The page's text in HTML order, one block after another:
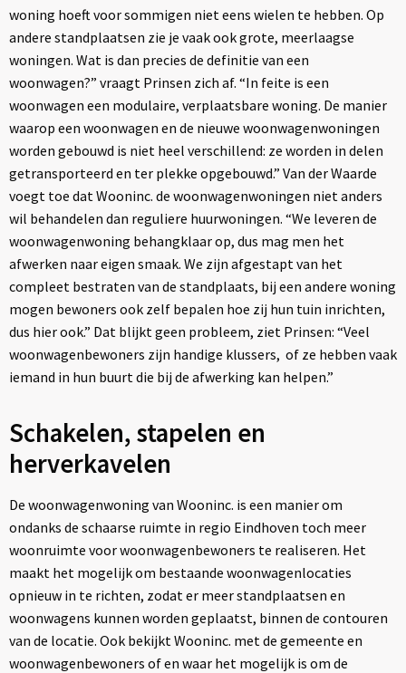
woning hoeft voor sommigen niet eens wielen te hebben. Op
andere standplaatsen zie je vaak ook grote, meerlaagse
woningen. Wat is dan precies de definitie van een
woonwagen?” vraagt Prinsen zich af. “In feite is een
woonwagen een modulaire, verplaatsbare woning. De manier
waarop een woonwagen en de nieuwe woonwagenwoningen
worden gebouwd is niet heel verschillend: ze worden in delen
getransporteerd en ter plekke opgebouwd.” Van der Waarde
voegt toe dat Wooninc. de woonwagenwoningen niet anders
wil behandelen dan reguliere huurwoningen. “We leveren de
woonwagenwoning behangklaar op, dus mag men het
afwerken naar eigen smaak. We zijn afgestapt van het
compleet bestraten van de standplaats, bij een andere woning
mogen bewoners ook zelf bepalen hoe zij hun tuin inrichten,
dus hier ook.” Dat blijkt geen probleem, ziet Prinsen: “Veel
woonwagenbewoners zijn handige klussers, of ze hebben vaak
iemand in hun buurt die bij de afwerking kan helpen.”
Schakelen, stapelen en
herverkavelen
De woonwagenwoning van Wooninc. is een manier om
ondanks de schaarse ruimte in regio Eindhoven toch meer
woonruimte voor woonwagenbewoners te realiseren. Het
maakt het mogelijk om bestaande woonwagenlocaties
opnieuw in te richten, zodat er meer standplaatsen en
woonwagens kunnen worden geplaatst, binnen de contouren
van de locatie. Ook bekijkt Wooninc. met de gemeente en
woonwagenbewoners of en waar het mogelijk is om de